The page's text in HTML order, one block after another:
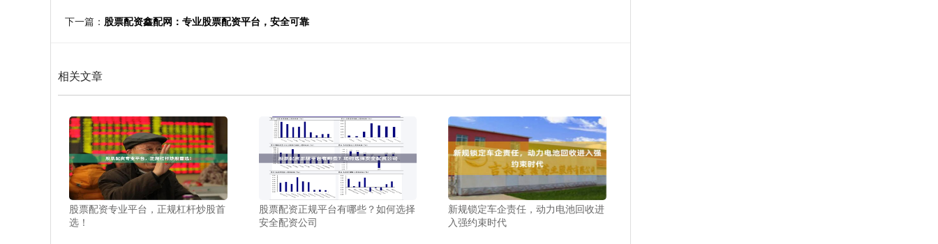
下一篇： 股票配资鑫配网：专业股票配资平台，安全可靠
相关文章
股票配资专业平台，正规杠杆炒股首
选！
股票配资正规平台有哪些？如何选择
安全配资公司
新规锁定车企责任，动力电池回收进
入强约束时代